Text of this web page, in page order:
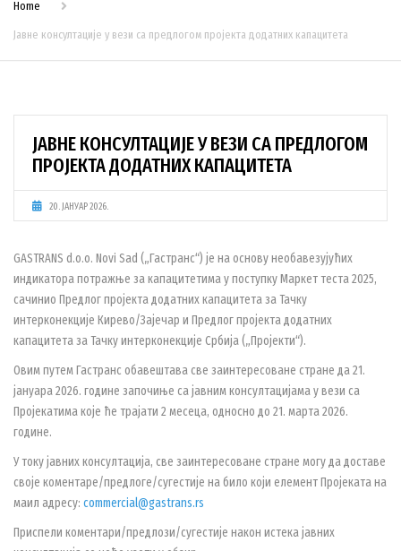
Home
Jавне консултације у вези са предлогом пројекта додатних капацитета
JАВНЕ КОНСУЛТАЦИЈЕ У ВЕЗИ СА ПРЕДЛОГОМ
ПРОЈЕКТА ДОДАТНИХ КАПАЦИТЕТА
20. ЈАНУАР 2026.
GASTRANS d.o.o. Novi Sad („Гастранс“) је на основу необавезујућих
индикатора потражње за капацитетима у поступку Маркет теста 2025,
сачинио Предлог пројекта додатних капацитета за Тачку
интерконекције Кирево/Зајечар и Предлог пројекта додатних
капацитета за Тачку интерконекције Србија („Пројекти“).
Овим путем Гастранс обавештава све заинтересоване стране да 21.
јануара 2026. године започиње са јавним консултацијама у вези са
Пројекатима које ће трајати 2 месеца, односно до 21. марта 2026.
године.
У току јавних консултација, све заинтересоване стране могу да доставе
своје коментаре/предлоге/сугестије на било који елемент Пројеката на
маил адресу: commercial@gastrans.rs
Приспели коментари/предлози/сугестије након истека јавних